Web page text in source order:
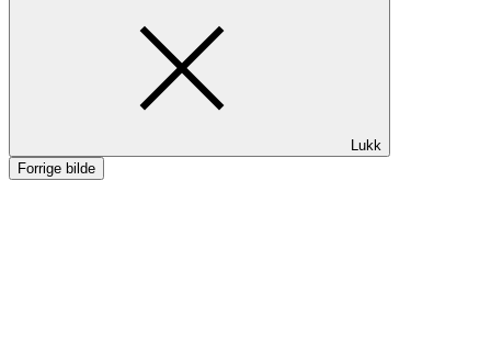
Mat og drikke
Aktiviteter
Lukk
Forrige bilde